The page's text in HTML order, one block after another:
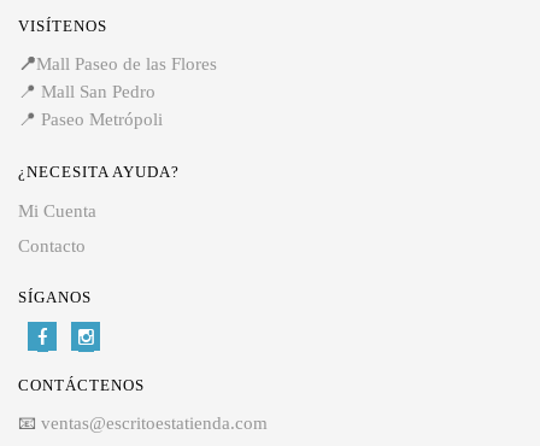
VISÍTENOS
📍Mall Paseo de las Flores
📍 Mall San Pedro
📍 Paseo Metrópoli
¿NECESITA AYUDA?
Mi Cuenta
Contacto
SÍGANOS
CONTÁCTENOS
📧 ventas@escritoestatienda.com